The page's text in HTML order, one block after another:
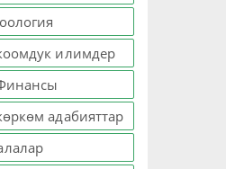
илимдер
адабияттар